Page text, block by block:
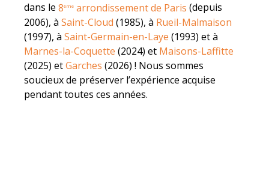
dans le8ème arrondissement de Paris (depuis
2006), àSaint-Cloud (1985), à Rueil-Malmaison
(1997), àSaint-Germain-en-Laye (1993) et à
Marnes-la-Coquette (2024) et Maisons-Laffitte
(2025) etGarches (2026) ! Nous sommes
soucieux de préserver l’expérience acquise
pendant toutes ces années.